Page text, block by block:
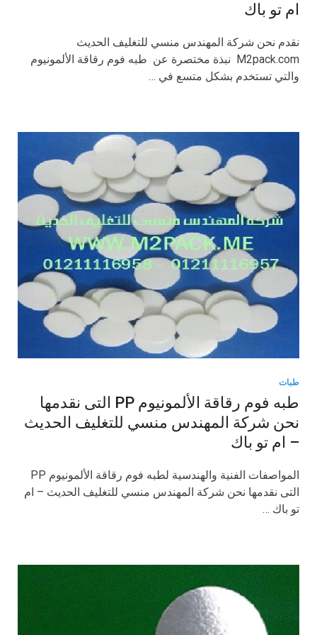
ام تو باك
نقدم نحن شركة المهندس منسي للتغليف الحديث
M2pack.com نبذة مختصرة عن طبه فوم رقاقة الألمونيوم
والتي تستخدم بشكل متسع في …
طبات
طبه فوم رقاقة الألمونيوم PP التى نقدمها
نحن شركة المهندس منسي للتغليف الحديث
– ام تو باك
المواصفات الفنية والهندسية لطبه فوم رقاقة الألمونيوم PP
التى نقدمها نحن شركة المهندس منسي للتغليف الحديث – ام
تو باك …